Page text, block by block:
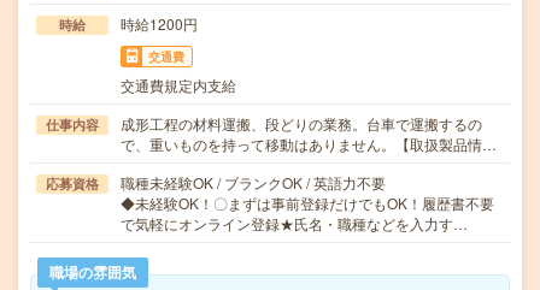
時給 時給1200円
交通費
交通費規定内支給
仕事内容
成形工程の材料運搬、段どりの業務。台車で運搬するの
で、重いものを持って移動はありません。【取扱製品情…
応募資格
職種未経験OK / ブランクOK / 英語力不要
◆未経験OK！〇まずは事前登録だけでもOK！履歴書不要
で気軽にオンライン登録★氏名・職種などを入力す…
職場の雰囲気